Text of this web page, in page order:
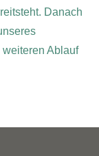
Danach
Ablauf